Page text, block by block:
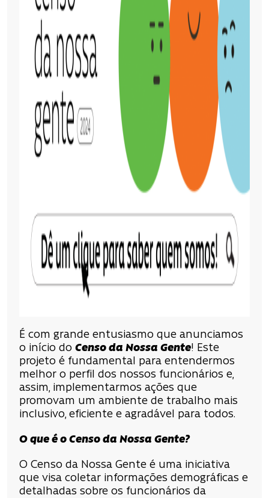
É com grande entusiasmo que anunciamos
o início do Censo da Nossa Gente! Este
projeto é fundamental para entendermos
melhor o perfil dos nossos funcionários e,
assim, implementarmos ações que
promovam um ambiente de trabalho mais
inclusivo, eficiente e agradável para todos.
O que é o Censo da Nossa Gente?
O Censo da Nossa Gente é uma iniciativa
que visa coletar informações demográficas e
detalhadas sobre os funcionários da